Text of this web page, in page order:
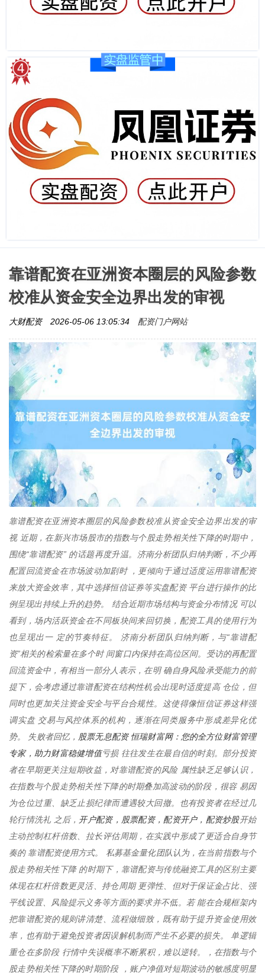
靠谱配资在亚洲资本圈层的风险参数
校准从资金安全边界出发的审视
大财配资 2026-05-06 13:05:34 配资门户网站
靠谱配资在亚洲资本圈层的风险参数校准从资金安全边界出发的审
视 近期，在新兴市场股市的指数与个股走势相关性下降的时期中，
围绕“靠谱配资” 的话题再度升温。济南分析团队归纳判断，不少再
配置回流资金在市场波动加剧时 ，更倾向于通过适度运用靠谱配资
来放大资金效率，其中选择恒信证券等实盘配资 平台进行操作的比
例呈现出持续上升的趋势。 结合近期市场结构与资金分布情况 可以
看到，场内活跃资金在不同板块间来回切换，配资工具的使用行为
也呈现出一 定的节奏特征。 济南分析团队归纳判断，与“靠谱配
资”相关的检索量在多个时 间窗口内保持在高位区间。受访的再配置
回流资金中，有相当一部分人表示，在明 确自身风险承受能力的前
提下，会考虑通过靠谱配资在结构性机会出现时适度提高 仓位，但
同时也更加关注资金安全与平台合规性。这使得像恒信证券这样强
调实盘 交易与风控体系的机构，逐渐在同类服务中形成差异化优
势。 失败者回忆， 股票无息配资 恒瑞财富网：您的全方位财富管理
专家，助力财富稳健增值亏损 往往发生在最自信的时刻。部分投资
者在早期更关注短期收益，对靠谱配资的风险 属性缺乏足够认识，
在指数与个股走势相关性下降的时期叠加高波动的阶段，很容 易因
为仓位过重、缺乏止损纪律而遭遇较大回撤。也有投资者在经过几
轮行情洗礼 之后， 开户配资，股票配资，配资开户，配资炒股开始
主动控制杠杆倍数、拉长评估周期，在实践中形成了更适合自身节
奏的 靠谱配资使用方式。 私募基金量化团队认为，在当前指数与个
股走势相关性下降 的时期下，靠谱配资与传统融资工具的区别主要
体现在杠杆倍数更灵活、持仓周期 更弹性、但对于保证金占比、强
平线设置、风险提示义务等方面的要求并不低。若 能在合规框架内
把靠谱配资的规则讲清楚、流程做细致，既有助于提升资金使用效
率，也有助于避免投资者因误解机制而产生不必要的损失。 单逻辑
重仓在多阶段 行情中失误概率不断累积，难以逆转。，在指数与个
股走势相关性下降的时期阶段 ，账户净值对短期波动的敏感度明显